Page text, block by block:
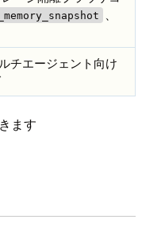
、
チエージェント向け
ます